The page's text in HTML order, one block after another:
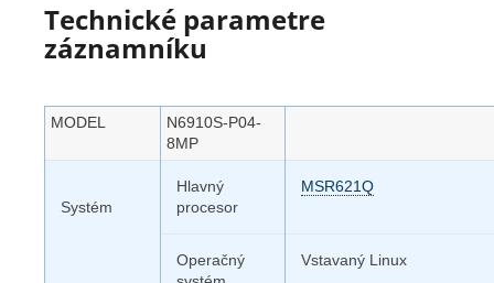
Technické parametre
záznamníku
MODEL
N6910S-P04-
8MP
Systém
Hlavný
procesor
MSR621Q
Operačný
Vstavaný Linux